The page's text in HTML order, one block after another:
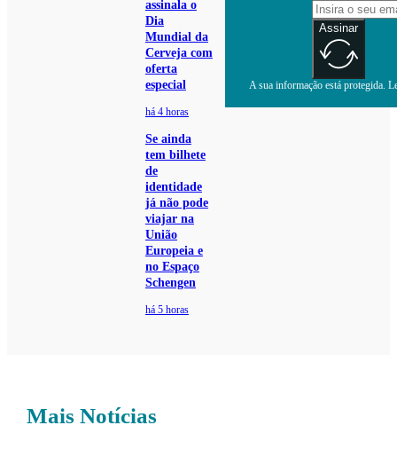
assinala o
Dia
Mundial da
Cerveja com
oferta
especial
há 4 horas
Se ainda
tem bilhete
de
identidade
já não pode
viajar na
União
Europeia e
no Espaço
Schengen
há 5 horas
Assinar
A sua informação está protegida.
Mais Notícias